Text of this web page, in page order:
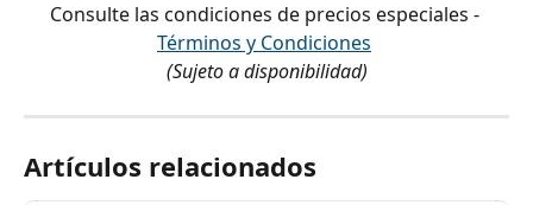
Consulte las condiciones de precios especiales -
Términos y Condiciones
(Sujeto a disponibilidad)
Artículos relacionados